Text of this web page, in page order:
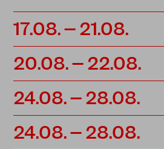
17.08. – 21.08.
20.08. – 22.08.
24.08. – 28.08.
24.08. – 28.08.